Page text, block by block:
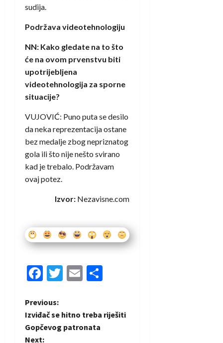
sudija.
Podržava videotehnologiju
NN: Kako gledate na to što
će na ovom prvenstvu biti
upotrijebljena
videotehnologija za sporne
situacije?
VUJOVIĆ: Puno puta se desilo
da neka reprezentacija ostane
bez medalje zbog nepriznatog
gola ili što nije nešto svirano
kad je trebalo. Podržavam
ovaj potez.
Izvor: Nezavisne.com
Facebook
Twitter
Email
P
o
Previous:
Izviđač se hitno treba riješiti
Gopčevog patronata
Next: